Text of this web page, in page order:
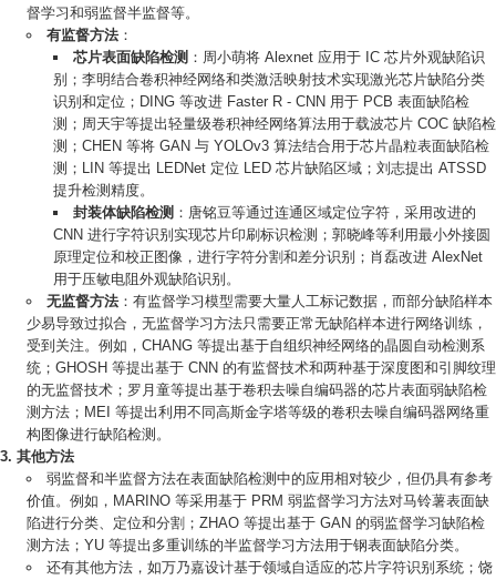
督学习和弱监督半监督等。
有监督方法 ：
芯片表面缺陷检测 ：周小萌将 Alexnet 应用于 IC 芯片外观缺陷识
别；李明结合卷积神经网络和类激活映射技术实现激光芯片缺陷分类
识别和定位；DING 等改进 Faster R - CNN 用于 PCB 表面缺陷检
测；周天宇等提出轻量级卷积神经网络算法用于载波芯片 COC 缺陷检
测；CHEN 等将 GAN 与 YOLOv3 算法结合用于芯片晶粒表面缺陷检
测；LIN 等提出 LEDNet 定位 LED 芯片缺陷区域；刘志提出 ATSSD
提升检测精度。
封装体缺陷检测 ：唐铭豆等通过连通区域定位字符，采用改进的
CNN 进行字符识别实现芯片印刷标识检测；郭晓峰等利用最小外接圆
原理定位和校正图像，进行字符分割和差分识别；肖磊改进 AlexNet
用于压敏电阻外观缺陷识别。
无监督方法 ：有监督学习模型需要大量人工标记数据，而部分缺陷样本
少易导致过拟合，无监督学习方法只需要正常无缺陷样本进行网络训练，
受到关注。例如，CHANG 等提出基于自组织神经网络的晶圆自动检测系
统；GHOSH 等提出基于 CNN 的有监督技术和两种基于深度图和引脚纹理
的无监督技术；罗月童等提出基于卷积去噪自编码器的芯片表面弱缺陷检
测方法；MEI 等提出利用不同高斯金字塔等级的卷积去噪自编码器网络重
构图像进行缺陷检测。
其他方法
弱监督和半监督方法在表面缺陷检测中的应用相对较少，但仍具有参考
价值。例如，MARINO 等采用基于 PRM 弱监督学习方法对马铃薯表面缺
陷进行分类、定位和分割；ZHAO 等提出基于 GAN 的弱监督学习缺陷检
测方法；YU 等提出多重训练的半监督学习方法用于钢表面缺陷分类。
还有其他方法，如万乃嘉设计基于领域自适应的芯片字符识别系统；饶